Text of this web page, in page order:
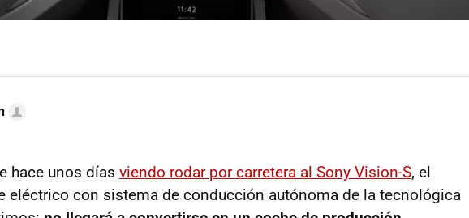
hace unos días viendo rodar por carretera al Sony Vision-S, el
eléctrico con sistema de conducción autónoma de la tecnológica